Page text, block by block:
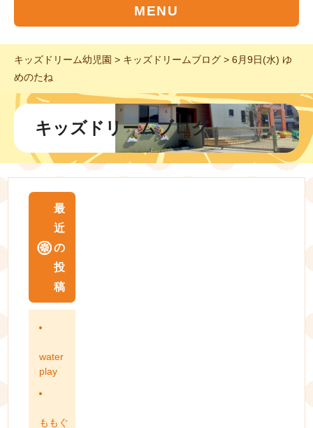
MENU
キッズドリーム幼児園 > キッズドリームブログ > 6月9日(水) ゆ
めのたね
キッズドリームブログ
最
近
の
投
稿
water
play
ももぐ